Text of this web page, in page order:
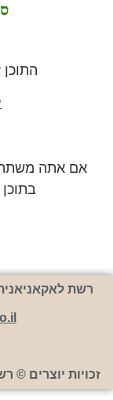
אם אתה
רשת
זכויות יוצרים ©